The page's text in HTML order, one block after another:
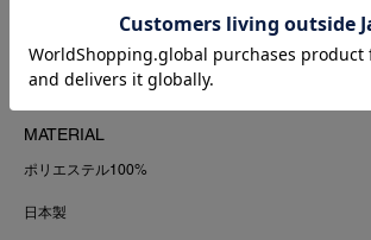
ADD TO CART
MATERIAL
ポリエステル100%
日本製